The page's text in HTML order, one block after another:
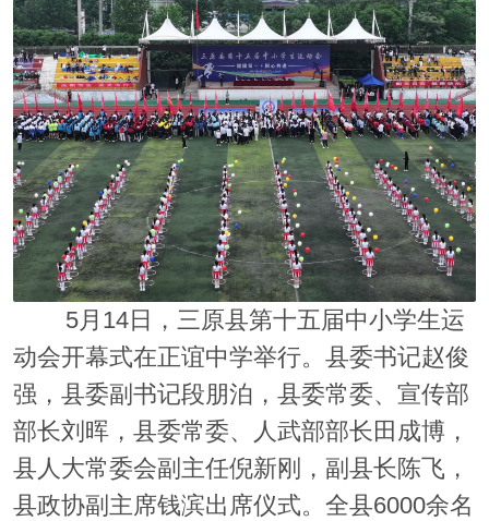
5月14日，三原县第十五届中小学生运
动会开幕式在正谊中学举行。县委书记赵俊
强，县委副书记段朋泊，县委常委、宣传部
部长刘晖，县委常委、人武部部长田成博，
县人大常委会副主任倪新刚，副县长陈飞，
县政协副主席钱滨出席仪式。全县6000余名